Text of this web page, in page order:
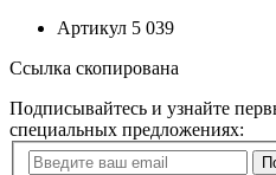
Артикул 5 039
Ссылка скопирована
Подписывайтесь и узнайте
специальных предложениях: